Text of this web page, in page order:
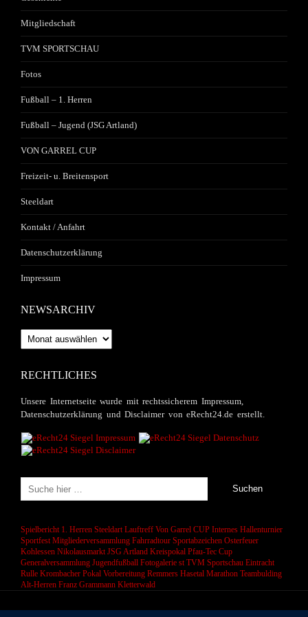
Mitgliedschaft
TVM SPORTSCHAU
Fotos
Fußball – 1. Herren
Fußball – Jugend (JSG Artland)
VON GARREL CUP
Freizeit- u. Breitensport
Steeldart
Kontakt / Anfahrt
Datenschutzerklärung
Impressum
NEWSARCHIV
Newsarchiv
RECHTLICHES
Unsere Internetseite wurde mit rechtssicherem Impressum,
Datenschutzerklärung und Disclaimer von eRecht24.de erstellt.
Spielbericht 1. Herren Steeldart Lauftreff Von Garrel CUP Internes Hallenturnier
Sportfest Mitgliederversammlung Fahrradtour Sportabzeichen Osterfeuer
Kohlessen Nikolausmarkt JSG Artland Kreispokal Pfau-Tec Cup
Generalversammlung Jugendfußball Fotogalerie st TVM Sportschau Eintracht
Rulle Krombacher Pokal Vorbereitung Remmers Hasetal Marathon Teambulding
Alt-Herren Franz Grammann Kletterwald